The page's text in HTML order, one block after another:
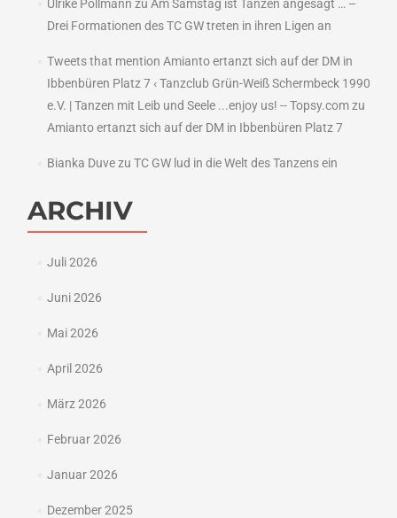
Ulrike Pollmann zu Am Samstag ist Tanzen angesagt … –
Drei Formationen des TC GW treten in ihren Ligen an
Tweets that mention Amianto ertanzt sich auf der DM in
Ibbenbüren Platz 7 ‹ Tanzclub Grün-Weiß Schermbeck 1990
e.V. | Tanzen mit Leib und Seele ...enjoy us! -- Topsy.comzu
Amianto ertanzt sich auf der DM in Ibbenbüren Platz 7
Bianka Duvezu TC GW lud in die Welt des Tanzens ein
ARCHIV
Juli 2026
Juni 2026
Mai 2026
April 2026
März 2026
Februar 2026
Januar 2026
Dezember 2025